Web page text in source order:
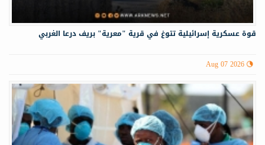
قوة عسكرية إسرائيلية تتوغ في قرية "معرية" بريف درعا الغربي
Aug 07 2026